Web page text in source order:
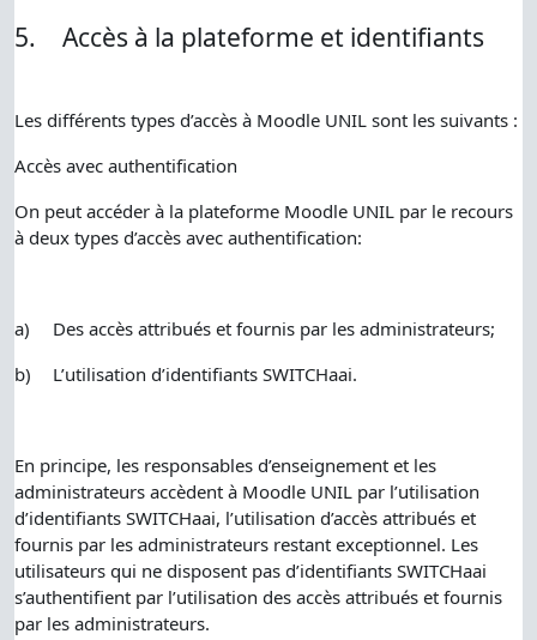
5. Accès à la plateforme et identifiants
Les différents types d’accès à Moodle UNIL sont les suivants :
Accès avec authentification
On peut accéder à la plateforme Moodle UNIL par le recours
à deux types d’accès avec authentification:
a)
Des accès attribués et fournis par les administrateurs;
b)
L’utilisation d’identifiants SWITCHaai.
En principe, les responsables d’enseignement et les
administrateurs accèdent à Moodle UNIL par l’utilisation
d’identifiants SWITCHaai, l’utilisation d’accès attribués et
fournis par les administrateurs restant exceptionnel. Les
utilisateurs qui ne disposent pas d’identifiants SWITCHaai
s’authentifient par l’utilisation des accès attribués et fournis
par les administrateurs.